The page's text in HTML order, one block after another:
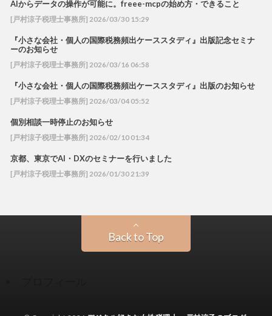
AIからデータの操作が可能に。freee-mcpの始め方・できること
[戸村涼子税理士事務所] 2026/03/30 15:29
『小さな会社・個人の国際税務頻出ケーススタディ』出版記念セミナ
ーのお知らせ
[戸村涼子税理士事務所] 2026/03/16 06:58
『小さな会社・個人の国際税務頻出ケーススタディ』出版のお知らせ
[戸村涼子税理士事務所] 2026/03/04 05:52
個別相談一時停止のお知らせ
[戸村涼子税理士事務所] 2026/02/10 01:34
京都、東京でAI・DXのセミナーを行いました
[戸村涼子税理士事務所] 2026/01/30 21:39
Back to Top